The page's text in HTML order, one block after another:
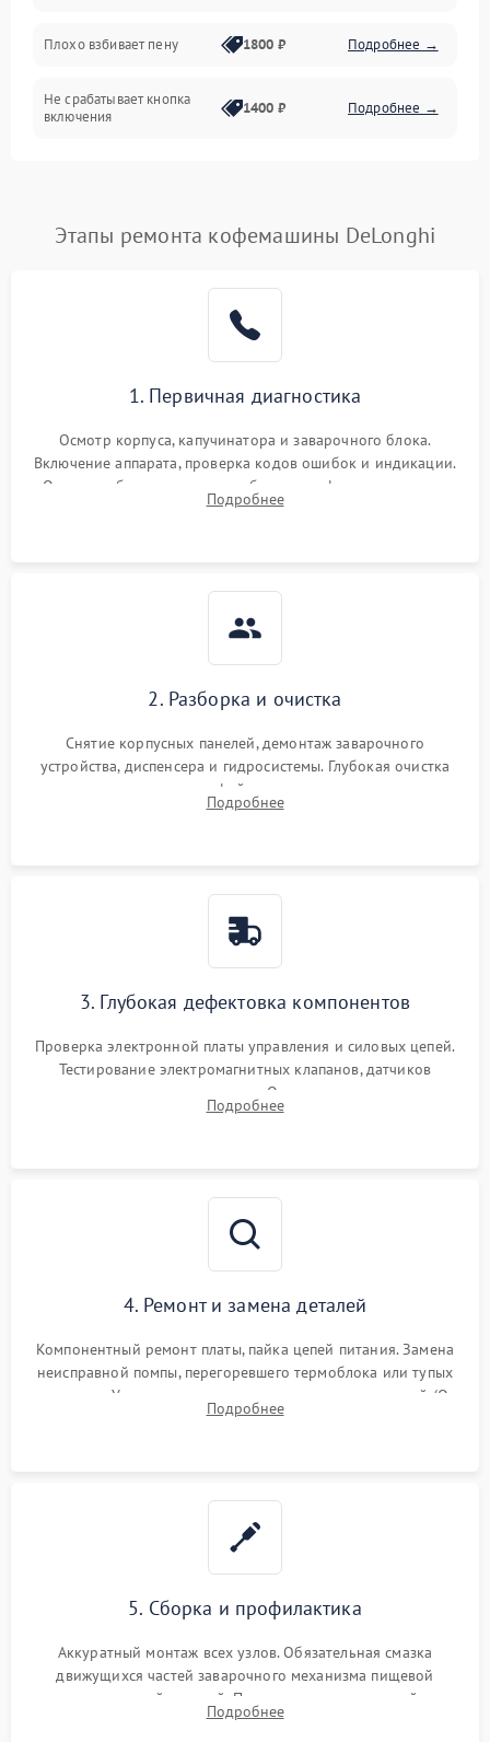
Программное обеспечение
Плохо взбивает пену 1800 ₽ Подробнее →
Не срабатывает кнопка
включения
1400 ₽ Подробнее →
Постоянные сбои в работе Подробнее →
Этапы ремонта кофемашины DeLonghi
1. Первичная диагностика
Осмотр корпуса, капучинатора и заварочного блока.
Включение аппарата, проверка кодов ошибок и индикации.
Оценка работы помпы, термоблока и кофемолки на слух.
Измерение температуры и давления воды для выявления
Подробнее
2. Разборка и очистка
Снятие корпусных панелей, демонтаж заварочного
устройства, диспенсера и гидросистемы. Глубокая очистка
внутренних узлов от кофейных масел, жмыха и накипи.
Промывка дренажных каналов и фильтров с использованием
Подробнее
3. Глубокая дефектовка компонентов
Проверка электронной платы управления и силовых цепей.
Тестирование электромагнитных клапанов, датчиков
температуры и расходомера. Оценка степени износа
жерновов кофемолки, уплотнительных колец гидросистемы
Подробнее
4. Ремонт и замена деталей
Компонентный ремонт платы, пайка цепей питания. Замена
неисправной помпы, перегоревшего термоблока или тупых
жерновов. Установка новых силиконовых уплотнителей (O-
ring) и тефлоновых трубок для надежного устранения
Подробнее
5. Сборка и профилактика
Аккуратный монтаж всех узлов. Обязательная смазка
движущихся частей заварочного механизма пищевой
силиконовой смазкой. Проведение программной
декальцинации и очистки системы от кофейных масел.
Подробнее